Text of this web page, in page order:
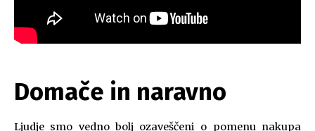
Domače in naravno
Ljudje smo vedno bolj ozaveščeni o pomenu nakupa